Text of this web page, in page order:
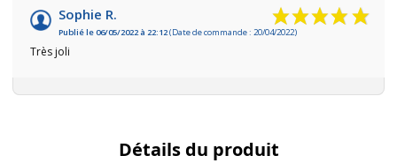
Sophie R.
Publié le 06/05/2022 à 22:12(Date de commande : 20/04/2022)
Très joli
Détails du produit